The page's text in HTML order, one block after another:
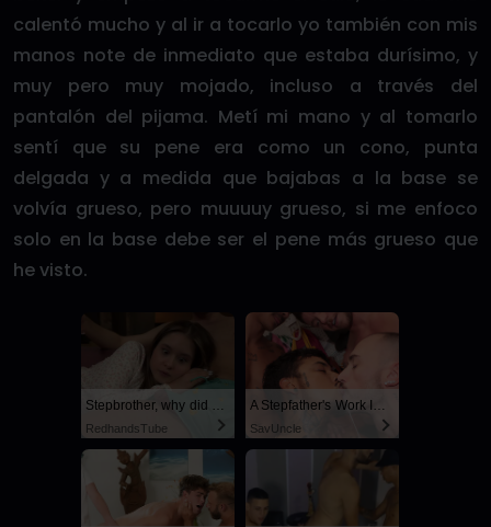
calentó mucho y al ir a tocarlo yo también con mis
manos note de inmediato que estaba durísimo, y
muy pero muy mojado, incluso a través del
pantalón del pijama. Metí mi mano y al tomarlo
sentí que su pene era como un cono, punta
delgada y a medida que bajabas a la base se
volvía grueso, pero muuuuy grueso, si me enfoco
solo en la base debe ser el pene más grueso que
he visto.
RedhandsTube SayUncle